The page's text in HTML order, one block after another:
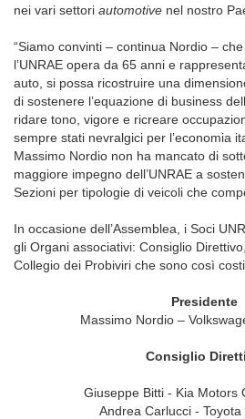
nei vari settori automotive nel nostro
“Siamo convinti – continua Nordio –
l’UNRAE opera da 65 anni e
auto, si possa ricostruire una
di sostenere l’equazione di business
ridare tono, vigore e ricreare
sempre stati nevralgici per l’economia
Massimo Nordio non ha mancato di
maggiore impegno dell’UNRAE a
Sezioni per tipologie di veicoli che
In occasione dell’Assemblea, i Soci
gli Organi associativi: Consiglio
Collegio dei Probiviri che sono così
Presidente
Massimo Nordio –
Consiglio
Giuseppe Bitti - Kia Motors
Andrea Carlucci -